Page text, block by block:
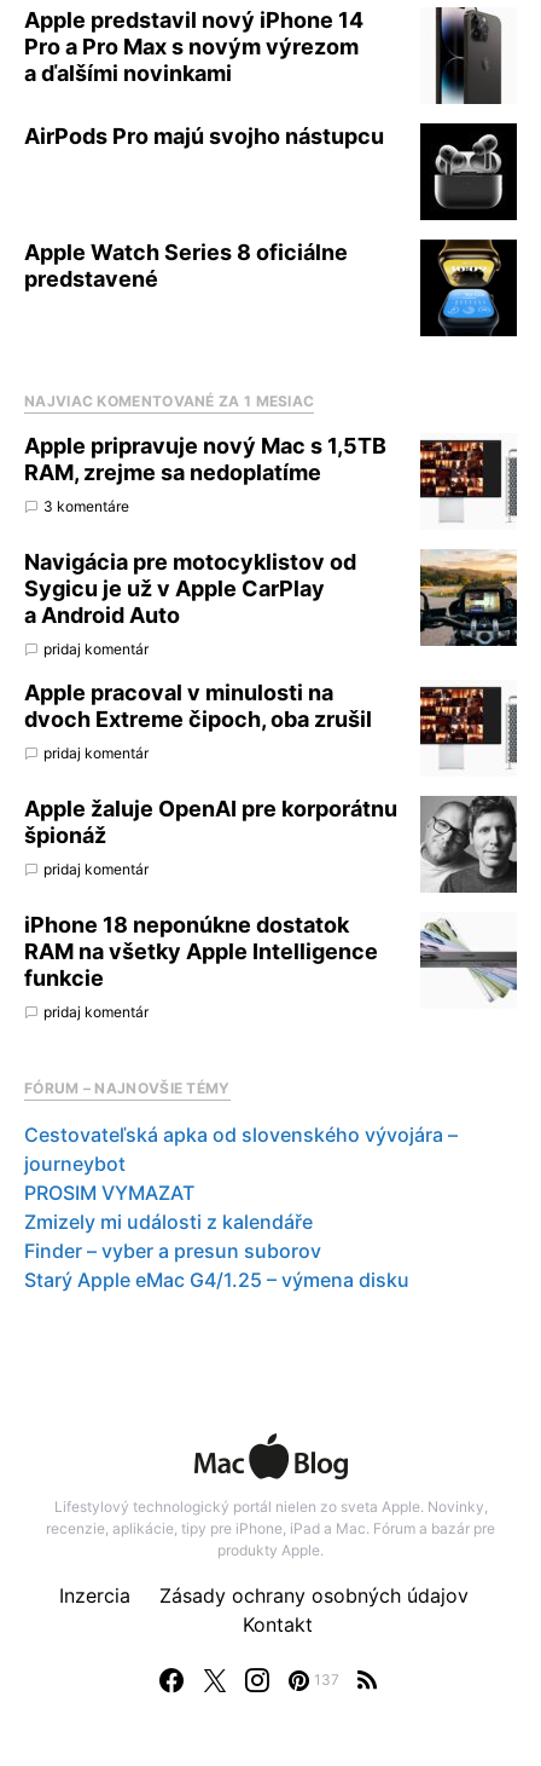
Apple predstavil nový iPhone 14
Pro a Pro Max s novým výrezom
a ďalšími novinkami
AirPods Pro majú svojho nástupcu
Apple Watch Series 8 oficiálne
predstavené
NAJVIAC KOMENTOVANÉ ZA 1 MESIAC
Apple pripravuje nový Mac s 1,5TB
RAM, zrejme sa nedoplatíme
3 komentáre
Navigácia pre motocyklistov od
Sygicu je už v Apple CarPlay
a Android Auto
pridaj komentár
Apple pracoval v minulosti na
dvoch Extreme čipoch, oba zrušil
pridaj komentár
Apple žaluje OpenAI pre korporátnu
špionáž
pridaj komentár
iPhone 18 neponúkne dostatok
RAM na všetky Apple Intelligence
funkcie
pridaj komentár
FÓRUM – NAJNOVŠIE TÉMY
Cestovateľská apka od slovenského vývojára –
journeybot
PROSIM VYMAZAT
Zmizely mi události z kalendáře
Finder – vyber a presun suborov
Starý Apple eMac G4/1.25 – výmena disku
Lifestylový technologický portál nielen zo sveta Apple. Novinky,
recenzie, aplikácie, tipy pre iPhone, iPad a Mac. Fórum a bazár pre
produkty Apple.
137
Inzercia
Zásady ochrany osobných údajov
Kontakt